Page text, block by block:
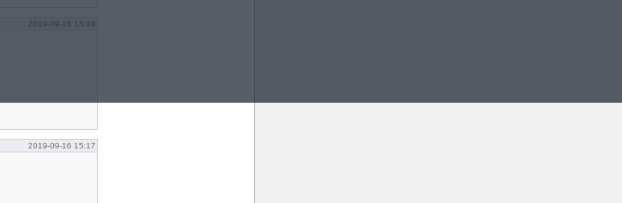
2019-09-16 13:49
2019-09-16 15:17